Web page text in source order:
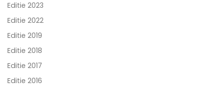
Editie 2023
Editie 2022
Editie 2019
Editie 2018
Editie 2017
Editie 2016